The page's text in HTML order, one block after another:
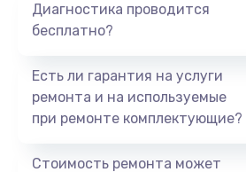
Диагностика проводится
бесплатно?
Есть ли гарантия на услуги
ремонта и на используемые
при ремонте комплектующие?
Стоимость ремонта может